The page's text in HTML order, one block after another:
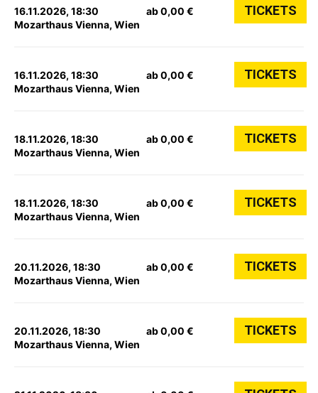
16.11.2026, 18:30
Mozarthaus Vienna, Wien
ab 0,00 € TICKETS
16.11.2026, 18:30
Mozarthaus Vienna, Wien
ab 0,00 € TICKETS
18.11.2026, 18:30
Mozarthaus Vienna, Wien
ab 0,00 € TICKETS
18.11.2026, 18:30
Mozarthaus Vienna, Wien
ab 0,00 € TICKETS
20.11.2026, 18:30
Mozarthaus Vienna, Wien
ab 0,00 € TICKETS
20.11.2026, 18:30
Mozarthaus Vienna, Wien
ab 0,00 € TICKETS